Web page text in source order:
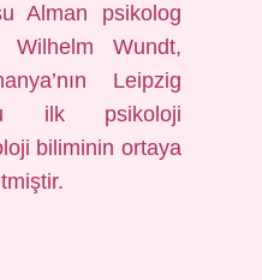
Alman psikolog
Wilhelm Wundt,
Leipzig
ilk psikoloji
biliminin ortaya